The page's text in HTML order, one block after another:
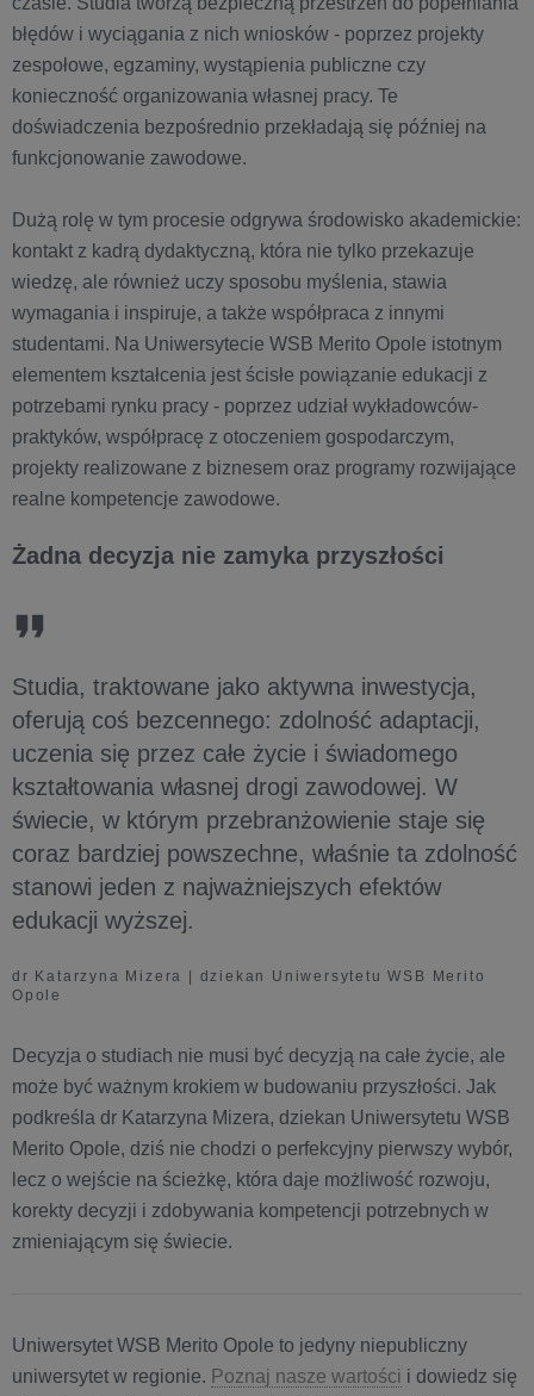
błędów i wyciągania z nich wniosków - poprzez projekty
zespołowe, egzaminy, wystąpienia publiczne czy
konieczność organizowania własnej pracy. Te
doświadczenia bezpośrednio przekładają się później na
funkcjonowanie zawodowe.
Dużą rolę w tym procesie odgrywa środowisko akademickie:
kontakt z kadrą dydaktyczną, która nie tylko przekazuje
wiedzę, ale również uczy sposobu myślenia, stawia
wymagania i inspiruje, a także współpraca z innymi
studentami. Na Uniwersytecie WSB Merito Opole istotnym
elementem kształcenia jest ścisłe powiązanie edukacji z
potrzebami rynku pracy - poprzez udział wykładowców-
praktyków, współpracę z otoczeniem gospodarczym,
projekty realizowane z biznesem oraz programy rozwijające
realne kompetencje zawodowe.
Żadna decyzja nie zamyka przyszłości
Studia, traktowane jako aktywna inwestycja,
oferują coś bezcennego: zdolność adaptacji,
uczenia się przez całe życie i świadomego
kształtowania własnej drogi zawodowej. W
świecie, w którym przebranżowienie staje się
coraz bardziej powszechne, właśnie ta zdolność
stanowi jeden z najważniejszych efektów
edukacji wyższej.
dr Katarzyna Mizera | dziekan Uniwersytetu WSB Merito
Opole
Decyzja o studiach nie musi być decyzją na całe życie, ale
może być ważnym krokiem w budowaniu przyszłości. Jak
podkreśla dr Katarzyna Mizera, dziekan Uniwersytetu WSB
Merito Opole, dziś nie chodzi o perfekcyjny pierwszy wybór,
lecz o wejście na ścieżkę, która daje możliwość rozwoju,
korekty decyzji i zdobywania kompetencji potrzebnych w
zmieniającym się świecie.
Uniwersytet WSB Merito Opole to jedyny niepubliczny
uniwersytet w regionie. Poznaj nasze wartości i dowiedz się